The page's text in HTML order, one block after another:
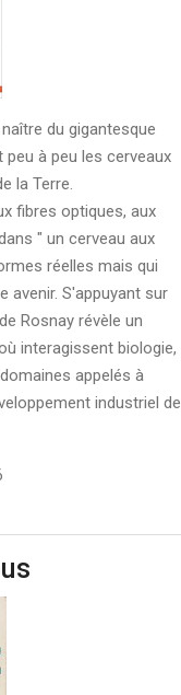
du gigantesque
à peu les cerveaux
la Terre.
fibres optiques, aux
" un cerveau aux
réelles mais qui
avenir. S'appuyant sur
Rosnay révèle un
interagissent biologie,
appelés à
industriel de